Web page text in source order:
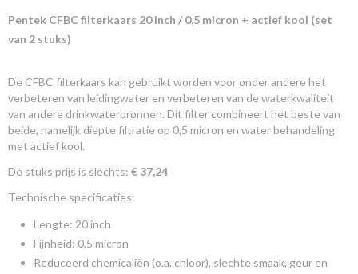
Pentek CFBC filterkaars 20 inch / 0,5 micron + actief kool (set
van 2 stuks)
De CFBC filterkaars kan gebruikt worden voor onder andere het
verbeteren van leidingwater en verbeteren van de waterkwaliteit
van andere drinkwaterbronnen. Dit filter combineert het beste van
beide, namelijk diepte filtratie op 0,5 micron en water behandeling
met actief kool.
De stuks prijs is slechts: € 37,24
Technische specificaties:
Lengte: 20 inch
Fijnheid: 0,5 micron
Reduceerd chemicaliën (o.a. chloor), slechte smaak, geur en